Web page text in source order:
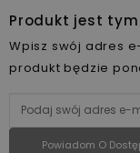
Produkt jest
Wpisz swój adres
produkt będzie
Powiadom O